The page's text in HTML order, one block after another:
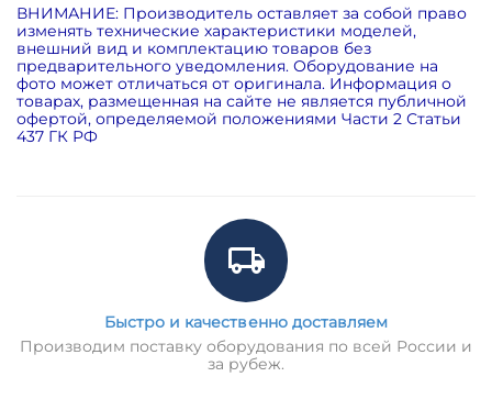
ВНИМАНИЕ: Производитель оставляет за собой право
изменять технические характеристики моделей,
внешний вид и комплектацию товаров без
предварительного уведомления. Оборудование на
фото может отличаться от оригинала. Информация о
товарах, размещенная на сайте не является публичной
офертой, определяемой положениями Части 2 Статьи
437 ГК РФ
Быстро и качественно доставляем
Производим поставку оборудования по всей России и
за рубеж.